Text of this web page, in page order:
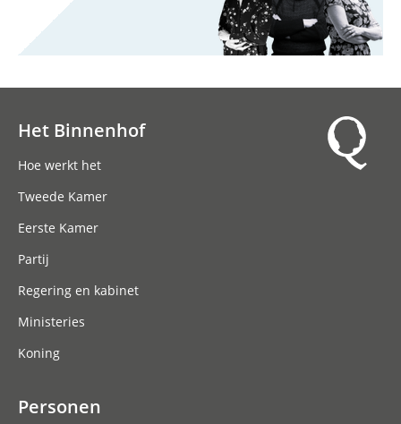
Het Binnenhof
Hoe werkt het
Tweede Kamer
Eerste Kamer
Partij
Regering en kabinet
Ministeries
Koning
Personen